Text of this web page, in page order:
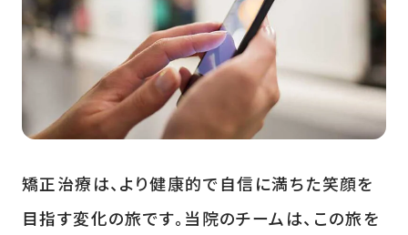
矯正治療は、より健康的で自信に満ちた笑顔を
目指す変化の旅です。当院のチームは、この旅を